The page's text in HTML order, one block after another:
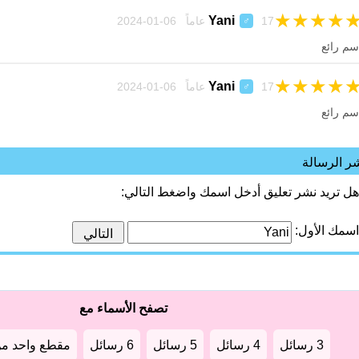
Yani ♂ 17 عاماً 06-01-2024 ★
★
★
★
رائع
Yani ♂ 17 عاماً 06-01-2024 ★
★
★
★
رائع
الرسالة
هل تريد نشر تعليق أدخل اسمك واضغط التالي:
اسمك الأول:
تصفح الأسماء مع
3 رسائل 4 رسائل 5 رسائل 6 رسائل مقطع واحد